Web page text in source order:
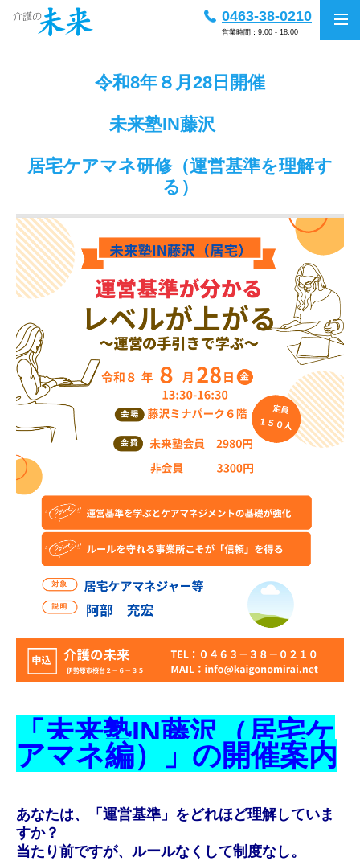
0463-38-0210
営業時間：9:00 - 18:00
令和8年８月28日開催
未来塾IN藤沢
居宅ケアマネ研修（運営基準を理解す
る）
「未来塾IN藤沢（居宅ケ
アマネ編）」の開催案内
あなたは、「運営基準」をどれほど理解していま
すか？
当たり前ですが、ルールなくして制度なし。